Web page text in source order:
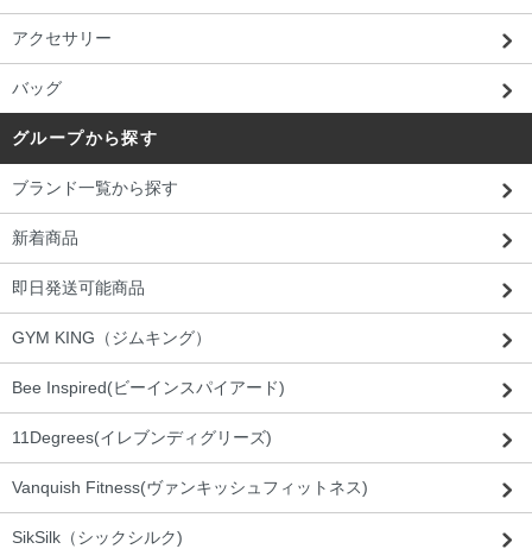
アクセサリー
バッグ
グループから探す
ブランド一覧から探す
新着商品
即日発送可能商品
GYM KING（ジムキング）
Bee Inspired(ビーインスパイアード)
11Degrees(イレブンディグリーズ)
Vanquish Fitness(ヴァンキッシュフィットネス)
SikSilk（シックシルク)